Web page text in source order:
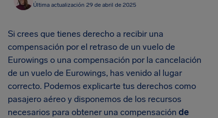
Última actualización 29 de abril de 2025
Si crees que tienes derecho a recibir una
compensación por el retraso de un vuelo de
Eurowings o una compensación por la cancelación
de un vuelo de Eurowings, has venido al lugar
correcto. Podemos explicarte tus derechos como
pasajero aéreo y disponemos de los recursos
necesarios para obtener una compensación de